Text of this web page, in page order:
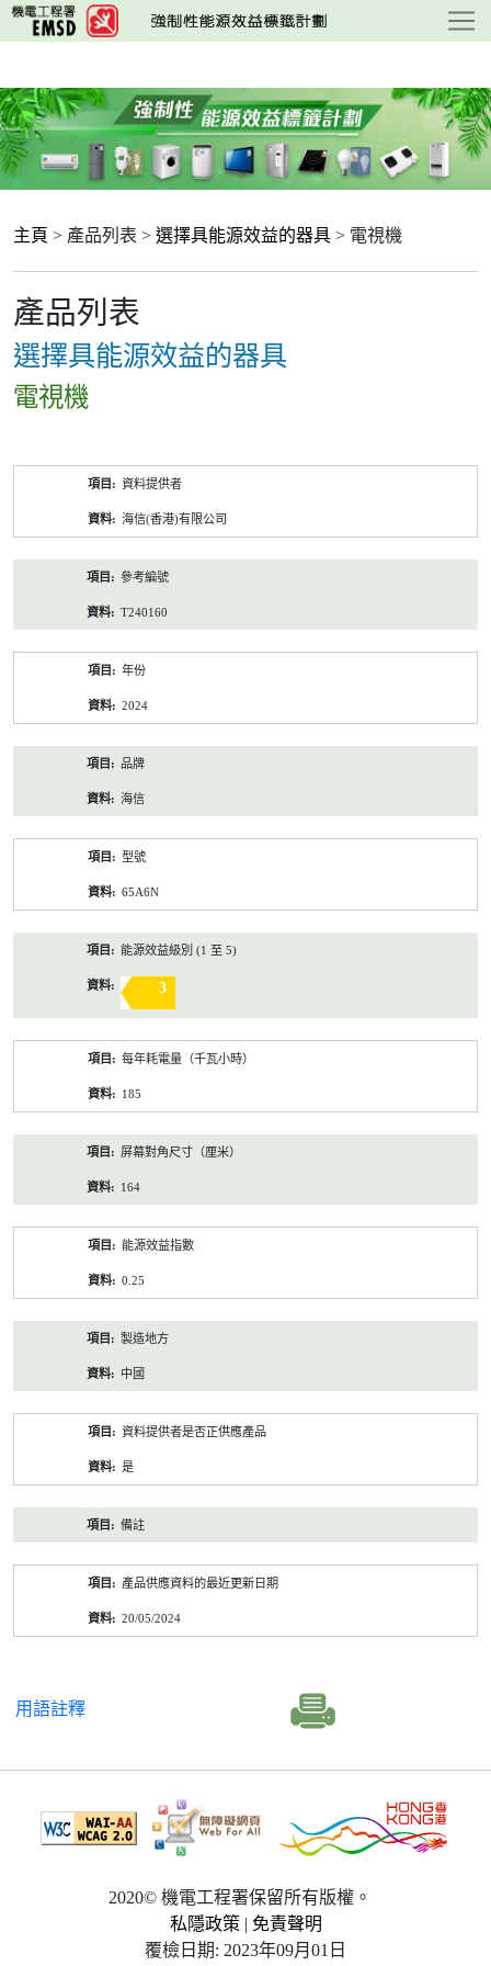
跳
至
要
內
容
主頁 > 產品列表 > 選擇具能源效益的器具 > 電視機
產品列表
選擇具能源效益的器具
電視機
資料提供者
海信(香港)有限公司
參考編號
T240160
年份
2024
品牌
海信
型號
65A6N
能源效益級別 (1 至 5)
3
每年耗電量（千瓦小時）
185
屏幕對角尺寸（厘米）
164
能源效益指數
0.25
製造地方
中國
資料提供者是否正供應產品
是
備註
產品供應資料的最近更新日期
20/05/2024
用語註釋
2020© 機電工程署保留所有版權。
私隱政策 | 免責聲明
覆檢日期: 2023年09月01日